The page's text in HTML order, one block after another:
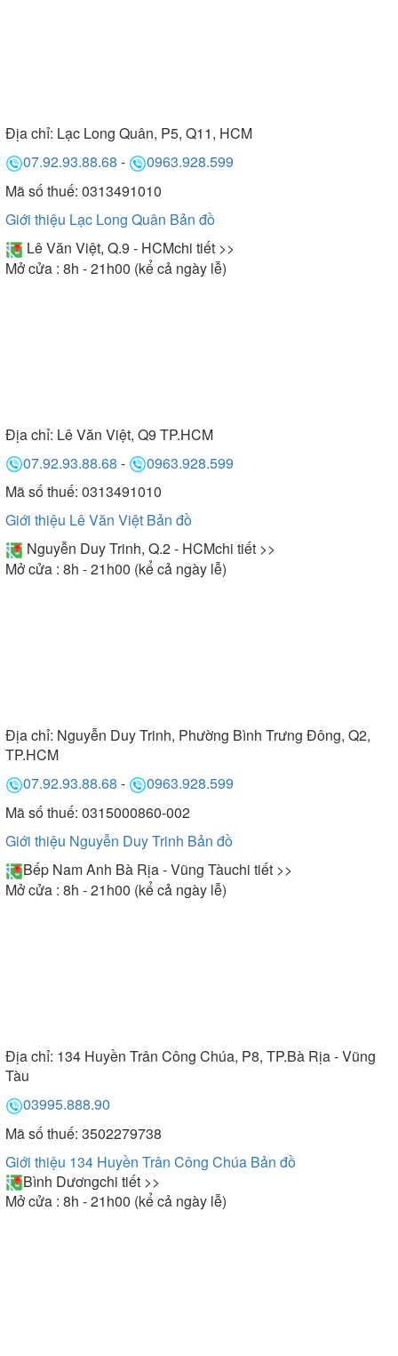
Địa chỉ: Lạc Long Quân, P5, Q11, HCM
07.92.93.88.68 -
0963.928.599
Mã số thuế: 0313491010
Giới thiệu Lạc Long Quân Bản đồ
Lê Văn Việt, Q.9 - HCMchi tiết >>
Mở cửa : 8h - 21h00 (kể cả ngày lễ)
Địa chỉ: Lê Văn Việt, Q9 TP.HCM
07.92.93.88.68 -
0963.928.599
Mã số thuế: 0313491010
Giới thiệu Lê Văn Việt Bản đồ
Nguyễn Duy Trinh, Q.2 - HCMchi tiết >>
Mở cửa : 8h - 21h00 (kể cả ngày lễ)
Địa chỉ: Nguyễn Duy Trinh, Phường Bình Trưng Đông, Q2,
TP.HCM
07.92.93.88.68 -
0963.928.599
Mã số thuế: 0315000860-002
Giới thiệu Nguyễn Duy Trinh Bản đồ
Bếp Nam Anh Bà Rịa - Vũng Tàuchi tiết >>
Mở cửa : 8h - 21h00 (kể cả ngày lễ)
Địa chỉ: 134 Huyền Trân Công Chúa, P8, TP.Bà Rịa - Vũng
Tàu
03995.888.90
Mã số thuế: 3502279738
Giới thiệu 134 Huyền Trân Công Chúa Bản đồ
Bình Dươngchi tiết >>
Mở cửa : 8h - 21h00 (kể cả ngày lễ)